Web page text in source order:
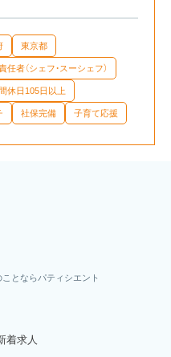
東京都
任者（シェフ・スーシェフ）
休日105日以上
社保完備 子育て応援
ことならパティシエント
着求人